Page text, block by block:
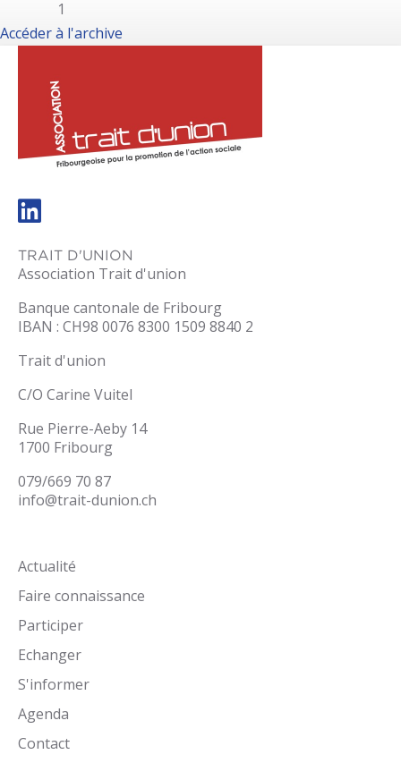
1
Accéder à l'archive
TRAIT D'UNION
Association Trait d'union
Banque cantonale de Fribourg
IBAN : CH98 0076 8300 1509 8840 2
Trait d'union
C/O Carine Vuitel
Rue Pierre-Aeby 14
1700 Fribourg
079/669 70 87
info@trait-dunion.ch
Actualité
Faire connaissance
Participer
Echanger
S'informer
Agenda
Contact